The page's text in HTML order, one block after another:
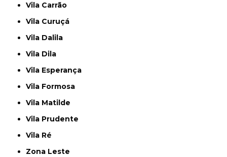
Vila Carrão
Vila Curuçá
Vila Dalila
Vila Dila
Vila Esperança
Vila Formosa
Vila Matilde
Vila Prudente
Vila Ré
Zona Leste